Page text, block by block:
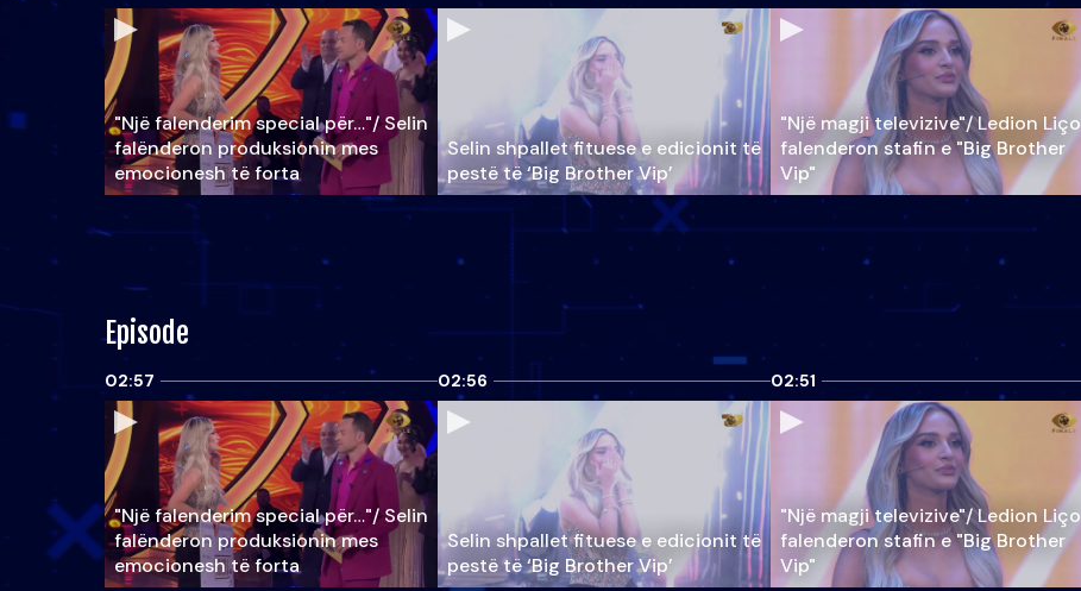
"Një falenderim special për…"/ Selin
falënderon produksionin mes
emocionesh të forta
Selin shpallet fituese e edicionit të
pestë të ‘Big Brother Vip’
"Një magji televizive"/ Ledion Liço
falenderon stafin e "Big Brother
Vip"
Episode
02:57
"Një falenderim special për…"/ Selin
falënderon produksionin mes
emocionesh të forta
02:56
Selin shpallet fituese e edicionit të
pestë të ‘Big Brother Vip’
02:51
"Një magji televizive"/ Ledion Liço
falenderon stafin e "Big Brother
Vip"